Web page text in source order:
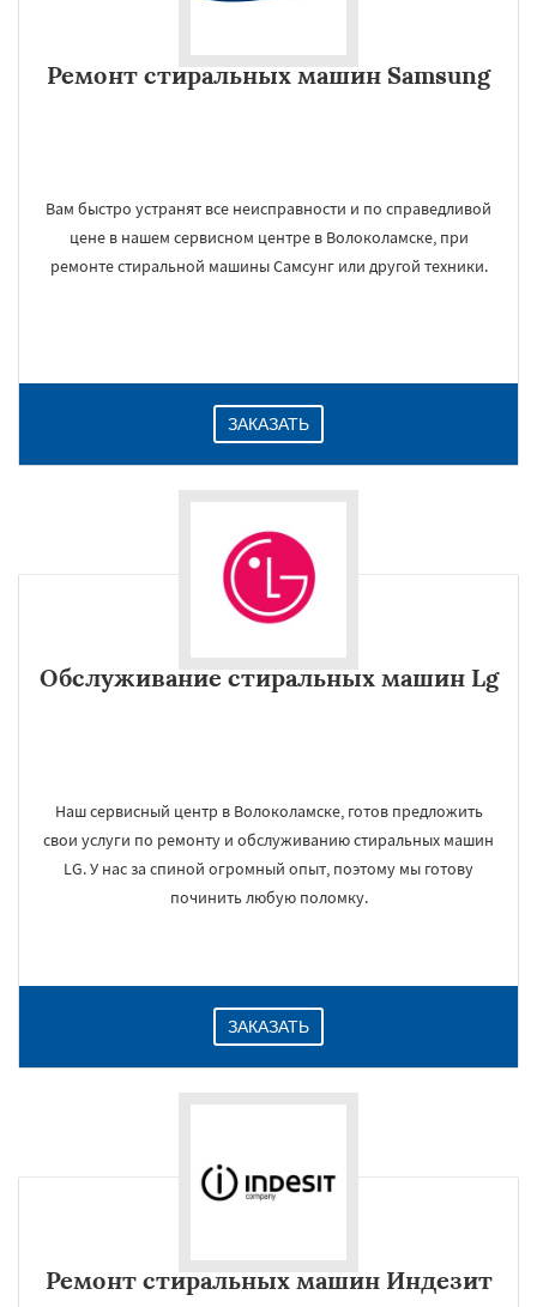
Ремонт стиральных машин Samsung
Вам быстро устранят все неисправности и по справедливой
цене в нашем сервисном центре в Волоколамске, при
ремонте стиральной машины Самсунг или другой техники.
ЗАКАЗАТЬ
Обслуживание стиральных машин Lg
Наш сервисный центр в Волоколамске, готов предложить
свои услуги по ремонту и обслуживанию стиральных машин
LG. У нас за спиной огромный опыт, поэтому мы готову
починить любую поломку.
ЗАКАЗАТЬ
Ремонт стиральных машин Индезит